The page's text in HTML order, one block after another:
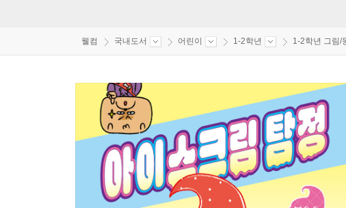
웰컴 국내도서 어린이 1-2학년 1-2학년 그림/